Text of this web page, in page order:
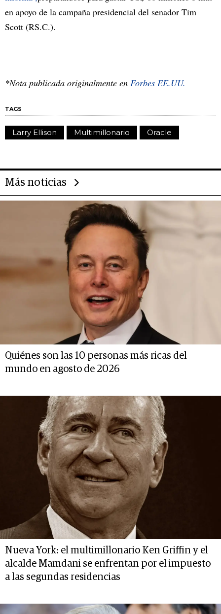
en apoyo de la campaña presidencial del senador Tim
Scott (RS.C.).
*Nota publicada originalmente en Forbes EE.UU.
TAGS
Larry Ellison Multimillonario Oracle
Más noticias
Quiénes son las 10 personas más ricas del
mundo en agosto de 2026
Nueva York: el multimillonario Ken Griffin y el
alcalde Mamdani se enfrentan por el impuesto
a las segundas residencias